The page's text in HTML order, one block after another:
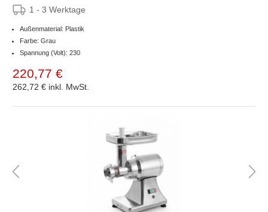
1 - 3 Werktage
Außenmaterial: Plastik
Farbe: Grau
Spannung (Volt): 230
220,77 €
262,72 € inkl. MwSt.